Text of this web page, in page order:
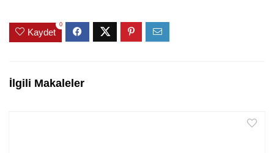
Kaydet
0
İlgili Makaleler